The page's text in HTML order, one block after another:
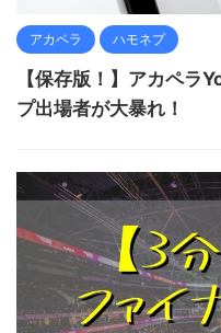
アカペラ ハモネプ
【保存版！】アカペ
プ出場者が大暴れ！